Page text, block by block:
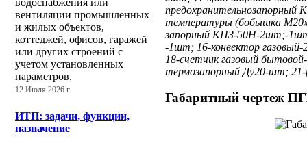
водоснабжения или
вентиляции промышленных
и жилых объектов,
коттеджей, офисов, гаражей
или других строений с
учетом установленных
параметров.
12 Июля 2026 г.
ИТП: задачи, функции,
назначение
температуры (бобышка
запорный КПЗ-50Н-2шт;-1шт;
-1шт; 16-конвектор
18-счетчик газовый
термозапорный Ду20-шт; 21-
Габаритный чертеж